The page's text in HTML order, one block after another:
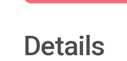
Details